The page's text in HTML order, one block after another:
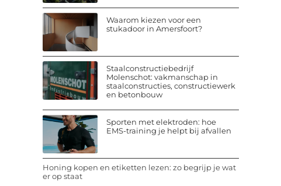
Waarom kiezen voor een
stukadoor in Amersfoort?
Staalconstructiebedrijf
Molenschot: vakmanschap in
staalconstructies, constructiewerk
en betonbouw
Sporten met elektroden: hoe
EMS-training je helpt bij afvallen
Honing kopen en etiketten lezen: zo begrijp je wat
er op staat